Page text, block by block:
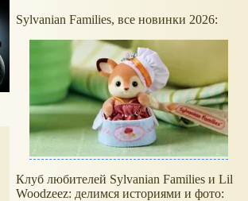
Sylvanian Families, все новинки 2026:
Клуб любителей Sylvanian Families и Lil
Woodzeez: делимся историями и фото: